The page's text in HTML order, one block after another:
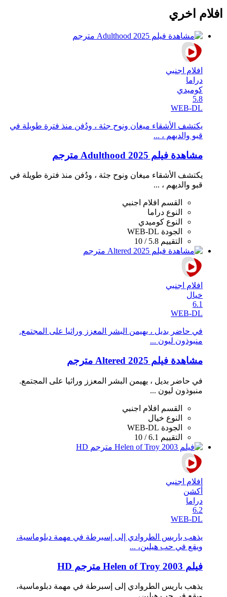
افلام اخري
افلام اجنبي
دراما
كوميدي
5.8
WEB-DL
يكتشف الأشقاء ميغان ونوح جثة ، ودُفن منذ فترة طويلة في
قبو والديهم ، ...
مشاهدة فيلم Adulthood 2025 مترجم
يكتشف الأشقاء ميغان ونوح جثة ، ودُفن منذ فترة طويلة في
قبو والديهم ، ...
القسم
افلام اجنبي
النوع دراما
النوع كوميدي
الجودة WEB-DL
التقييم 5.8 / 10
افلام اجنبي
خيال
6.1
WEB-DL
في حاضر بديل ، يهيمن البشر المعزز وراثيا على المجتمع.
منبوذون ليون ...
مشاهدة فيلم Altered 2025 مترجم
في حاضر بديل ، يهيمن البشر المعزز وراثيا على المجتمع.
منبوذون ليون ...
القسم
افلام اجنبي
النوع خيال
الجودة WEB-DL
التقييم 6.1 / 10
افلام اجنبي
أكشن
دراما
6.2
WEB-DL
يذهب باريس الطروادي إلى إسبرطة في مهمة دبلوماسية،
ويقع في حب هيلين، ...
فيلم Helen of Troy 2003 مترجم HD
يذهب باريس الطروادي إلى إسبرطة في مهمة دبلوماسية،